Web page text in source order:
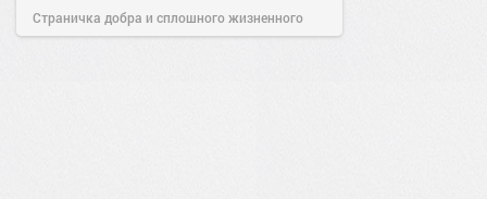
Страничка добра и сплошного жизненного